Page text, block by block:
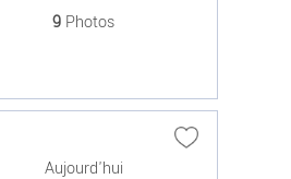
9 Photos
Aujourd'hui